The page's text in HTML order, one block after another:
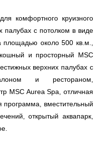
комфортного круизного
палубах с потолком в виде
площадью около 500 кв.м.,
и просторный MSC
верхних палубах с
и рестораном,
MSC Aurea Spa, отличная
программа, вместительный
открытый аквапарк,